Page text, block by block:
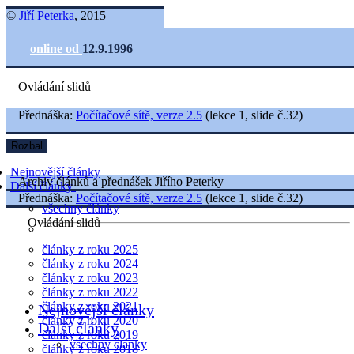
© Jiří Peterka, 2015
online od 12.9.1996
Ovládání slidů
Nejnovější články
Další články
všechny články
články z roku 2025
články z roku 2024
články z roku 2023
články z roku 2022
články z roku 2021
články z roku 2020
články z roku 2019
články z roku 2018
Přednáška: Počítačové sítě, verze 2.5 (lekce 1, slide č.32)
Rozbal
Archiv článků a přednášek Jiřího Peterky
Přednáška: Počítačové sítě, verze 2.5 (lekce 1, slide č.32)
Ovládání slidů
Nejnovější články
Další články
všechny články